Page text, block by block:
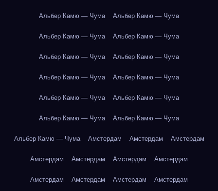
Альбер Камю — Чума Альбер Камю — Чума
Альбер Камю — Чума Альбер Камю — Чума
Альбер Камю — Чума Альбер Камю — Чума
Альбер Камю — Чума Альбер Камю — Чума
Альбер Камю — Чума Альбер Камю — Чума
Альбер Камю — Чума Альбер Камю — Чума
Альбер Камю — Чума Амстердам Амстердам Амстердам
Амстердам Амстердам Амстердам Амстердам
Амстердам Амстердам Амстердам Амстердам